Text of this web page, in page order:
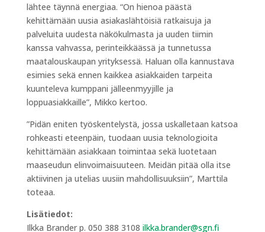
lähtee täynnä energiaa. “On hienoa päästä
kehittämään uusia asiakaslähtöisiä ratkaisuja ja
palveluita uudesta näkökulmasta ja uuden tiimin
kanssa vahvassa, perinteikkäässä ja tunnetussa
maatalouskaupan yrityksessä. Haluan olla kannustava
esimies sekä ennen kaikkea asiakkaiden tarpeita
kuunteleva kumppani jälleenmyyjille ja
loppuasiakkaille”, Mikko kertoo.
”Pidän eniten työskentelystä, jossa uskalletaan katsoa
rohkeasti eteenpäin, tuodaan uusia teknologioita
kehittämään asiakkaan toimintaa sekä luotetaan
maaseudun elinvoimaisuuteen. Meidän pitää olla itse
aktiivinen ja utelias uusiin mahdollisuuksiin”, Marttila
toteaa.
Lisätiedot:
Ilkka Brander p. 050 388 3108 ilkka.brander@sgn.fi